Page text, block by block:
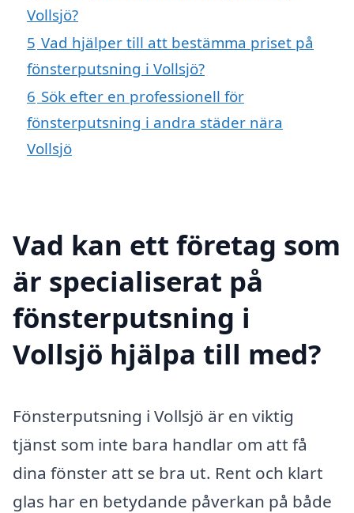
Vollsjö?
5 Vad hjälper till att bestämma priset på
fönsterputsning i Vollsjö?
6 Sök efter en professionell för
fönsterputsning i andra städer nära
Vollsjö
Vad kan ett företag som
är specialiserat på
fönsterputsning i
Vollsjö hjälpa till med?
Fönsterputsning i Vollsjö är en viktig
tjänst som inte bara handlar om att få
dina fönster att se bra ut. Rent och klart
glas har en betydande påverkan på både